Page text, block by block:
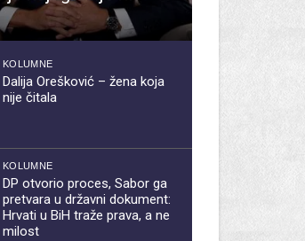
KOLUMNE
Dalija Orešković – žena koja
nije čitala
KOLUMNE
DP otvorio proces, Sabor ga
pretvara u državni dokument:
Hrvati u BiH traže prava, a ne
milost